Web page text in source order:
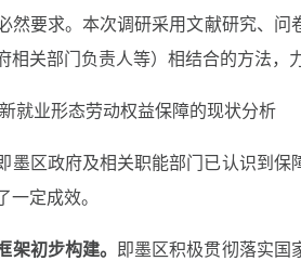
然要求。本次调研采用文献研究、问
相关部门负责人等）相结合的方法，
就业形态劳动权益保障的现状分析
墨区政府及相关职能部门已认识到
一定成效。
架初步构建。
即墨区积极贯彻落实国